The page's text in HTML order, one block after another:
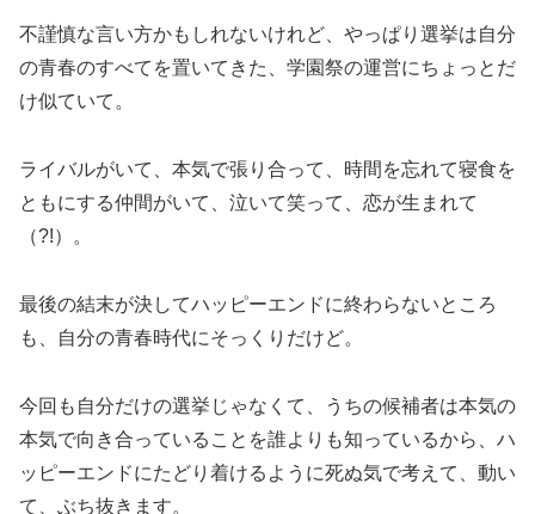
不謹慎な言い方かもしれないけれど、やっぱり選挙は自分
の青春のすべてを置いてきた、学園祭の運営にちょっとだ
け似ていて。
ライバルがいて、本気で張り合って、時間を忘れて寝食を
ともにする仲間がいて、泣いて笑って、恋が生まれて
（?!）。
最後の結末が決してハッピーエンドに終わらないところ
も、自分の青春時代にそっくりだけど。
今回も自分だけの選挙じゃなくて、うちの候補者は本気の
本気で向き合っていることを誰よりも知っているから、ハ
ッピーエンドにたどり着けるように死ぬ気で考えて、動い
て、ぶち抜きます。